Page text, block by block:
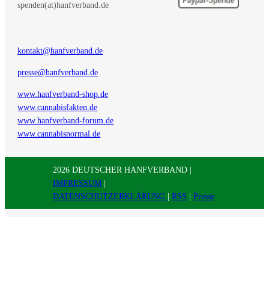
spenden(at)hanfverband.de
kontakt@hanfverband.de
presse@hanfverband.de
www.hanfverband-shop.de
www.cannabisfakten.de
www.hanfverband-forum.de
www.cannabisnormal.de
2026 DEUTSCHER HANFVERBAND |
IMPRESSUM |
DATENSCHUTZERKLÄRUNG | RSS | Presse